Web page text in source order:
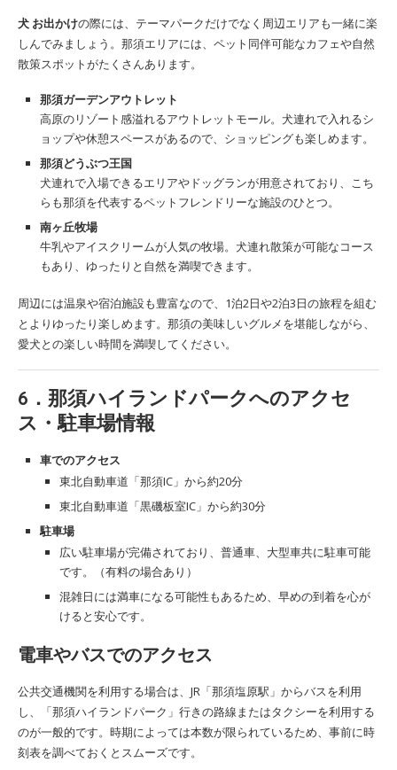
犬 お出かけの際には、テーマパークだけでなく周辺エリアも一緒に楽
しんでみましょう。那須エリアには、ペット同伴可能なカフェや自然
散策スポットがたくさんあります。
那須ガーデンアウトレット
高原のリゾート感溢れるアウトレットモール。犬連れで入れるシ
ョップや休憩スペースがあるので、ショッピングも楽しめます。
那須どうぶつ王国
犬連れで入場できるエリアやドッグランが用意されており、こち
らも那須を代表するペットフレンドリーな施設のひとつ。
南ヶ丘牧場
牛乳やアイスクリームが人気の牧場。犬連れ散策が可能なコース
もあり、ゆったりと自然を満喫できます。
周辺には温泉や宿泊施設も豊富なので、1泊2日や2泊3日の旅程を組む
とよりゆったり楽しめます。那須の美味しいグルメを堪能しながら、
愛犬との楽しい時間を満喫してください。
6．那須ハイランドパークへのアクセ
ス・駐車場情報
車でのアクセス
東北自動車道「那須IC」から約20分
東北自動車道「黒磯板室IC」から約30分
駐車場
広い駐車場が完備されており、普通車、大型車共に駐車可能
です。（有料の場合あり）
混雑日には満車になる可能性もあるため、早めの到着を心が
けると安心です。
電車やバスでのアクセス
公共交通機関を利用する場合は、JR「那須塩原駅」からバスを利用
し、「那須ハイランドパーク」行きの路線またはタクシーを利用する
のが一般的です。時期によっては本数が限られているため、事前に時
刻表を調べておくとスムーズです。